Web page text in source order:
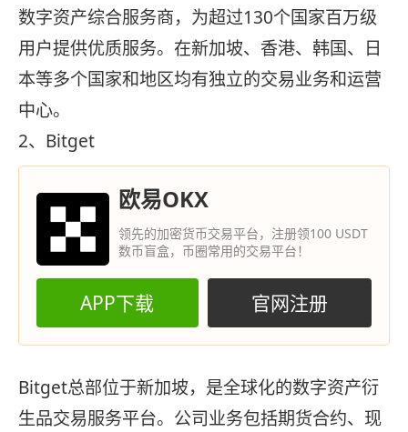
数字资产综合服务商，为超过130个国家百万级
用户提供优质服务。在新加坡、香港、韩国、日
本等多个国家和地区均有独立的交易业务和运营
中心。
2、Bitget
欧易OKX
领先的加密货币交易平台，注册领100 USDT
数币盲盒，币圈常用的交易平台！
APP下载 官网注册
Bitget总部位于新加坡，是全球化的数字资产衍
生品交易服务平台。公司业务包括期货合约、现